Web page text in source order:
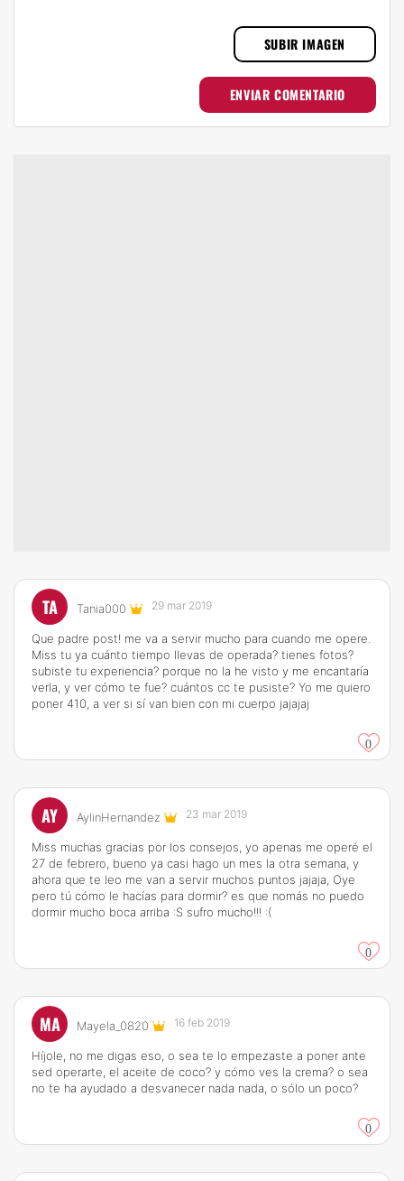
SUBIR IMAGEN
ENVIAR COMENTARIO
TA Tania000 29 mar 2019
Que padre post! me va a servir mucho para cuando me opere.
Miss tu ya cuánto tiempo llevas de operada? tienes fotos?
subiste tu experiencia? porque no la he visto y me encantaría
verla, y ver cómo te fue? cuántos cc te pusiste? Yo me quiero
poner 410, a ver si sí van bien con mi cuerpo jajajaj
0
AY AylinHernandez 23 mar 2019
Miss muchas gracias por los consejos, yo apenas me operé el
27 de febrero, bueno ya casi hago un mes la otra semana, y
ahora que te leo me van a servir muchos puntos jajaja, Oye
pero tú cómo le hacías para dormir? es que nomás no puedo
dormir mucho boca arriba :S sufro mucho!!! :(
0
MA Mayela_0820 16 feb 2019
Híjole, no me digas eso, o sea te lo empezaste a poner ante
sed operarte, el aceite de coco? y cómo ves la crema? o sea
no te ha ayudado a desvanecer nada nada, o sólo un poco?
0